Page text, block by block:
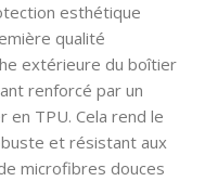
esthétique
qualité
extérieure du boîtier
renforcé par un
TPU. Cela rend le
et résistant aux
microfibres douces